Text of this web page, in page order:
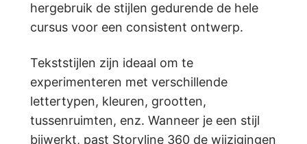
hergebruik de stijlen gedurende de hele
cursus voor een consistent ontwerp.
Tekststijlen zijn ideaal om te
experimenteren met verschillende
lettertypen, kleuren, grootten,
tussenruimten, enz. Wanneer je een stijl
bijwerkt, past Storyline 360 de wijzigingen